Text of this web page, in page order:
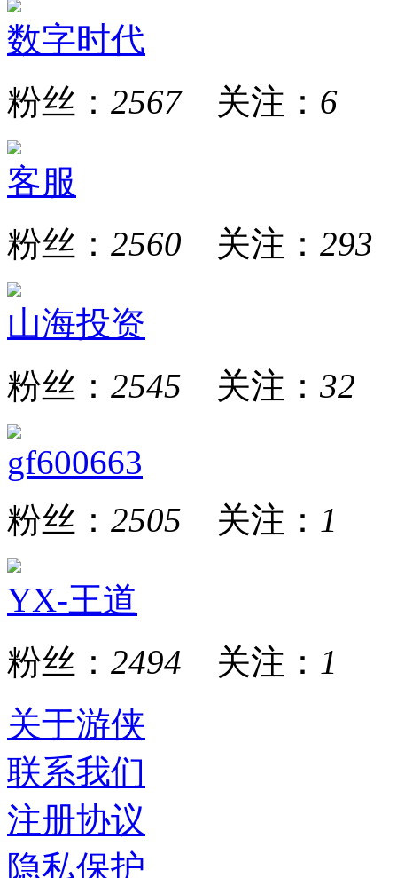
数字时代
粉丝： 2567关注： 6
客服
粉丝： 2560 关注： 293
山海投资
粉丝： 2545 关注： 32
gf600663
粉丝： 2505 关注： 1
YX-王道
粉丝： 2494 关注： 1
关于游侠
联系我们
注册协议
隐私保护